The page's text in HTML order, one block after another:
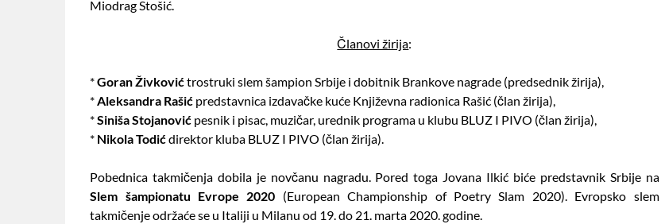
Miodrag Stošić.
Članovi žirija:
*Goran Živkovićtrostruki slem šampion Srbije i dobitnik Brankove nagrade (predsednik žirija),
*Aleksandra Rašić predstavnica izdavačke kuće Književna radionica Rašić (član žirija),
*Siniša Stojanović pesnik i pisac, muzičar, urednik programa u klubu BLUZ I PIVO (član žirija),
* Nikola Todićdirektor kluba BLUZ I PIVO (član žirija).
Pobednica takmičenja dobila je novčanu nagradu. Pored toga Jovana Ilkić biće predstavnik Srbije na
Slem šampionatu Evrope 2020 (European Championship of Poetry Slam 2020). Evropsko slem
takmičenje održaće se u Italiji u Milanu od 19. do 21. marta 2020. godine.